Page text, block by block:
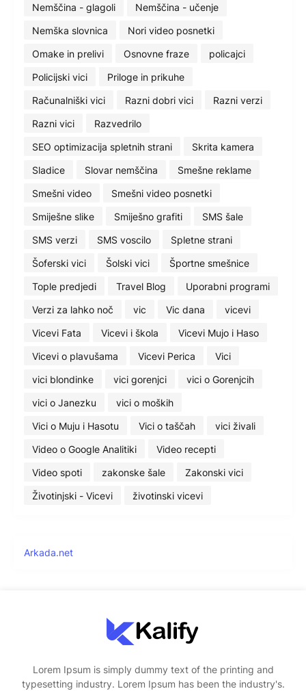
Nemščina - glagoli
Nemščina - učenje
Nemška slovnica
Nori video posnetki
Omake in prelivi
Osnovne fraze
policajci
Policijski vici
Priloge in prikuhe
Računalniški vici
Razni dobri vici
Razni verzi
Razni vici
Razvedrilo
SEO optimizacija spletnih strani
Skrita kamera
Sladice
Slovar nemščina
Smešne reklame
Smešni video
Smešni video posnetki
Smiješne slike
Smiješno grafiti
SMS šale
SMS verzi
SMS voscilo
Spletne strani
Šoferski vici
Šolski vici
Športne smešnice
Tople predjedi
Travel Blog
Uporabni programi
Verzi za lahko noč
vic Vic dana
vicevi
Vicevi Fata
Vicevi i škola
Vicevi Mujo i Haso
Vicevi o plavušama
Vicevi Perica
Vici
vici blondinke
vici gorenjci
vici o Gorenjcih
vici o Janezku
vici o moških
Vici o Muju i Hasotu
Vici o taščah
vici živali
Video o Google Analitiki
Video recepti
Video spoti
zakonske šale
Zakonski vici
Životinjski - Vicevi
životinski vicevi
Arkada.net
Lorem Ipsum is simply dummy text of the printing and
typesetting industry. Lorem Ipsum has been the industry's.